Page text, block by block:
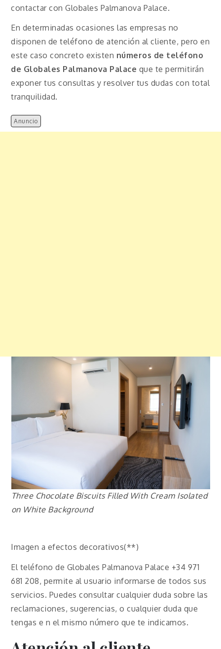
contactar con Globales Palmanova Palace.
En determinadas ocasiones las empresas no
disponen de teléfono de atención al cliente, pero en
este caso concreto existen números de teléfono
de Globales Palmanova Palace que te permitirán
exponer tus consultas y resolver tus dudas con total
tranquilidad.
Anuncio
Three Chocolate Biscuits Filled With Cream Isolated
on White Background
Imagen a efectos decorativos(**)
El teléfono de Globales Palmanova Palace +34 971
681 208, permite al usuario informarse de todos sus
servicios. Puedes consultar cualquier duda sobre las
reclamaciones, sugerencias, o cualquier duda que
tengas e n el mismo número que te indicamos.